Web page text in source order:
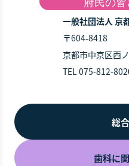
一般社団法人 京
〒604-8418
京都市中京区西
TEL 075-812-
総
歯科に